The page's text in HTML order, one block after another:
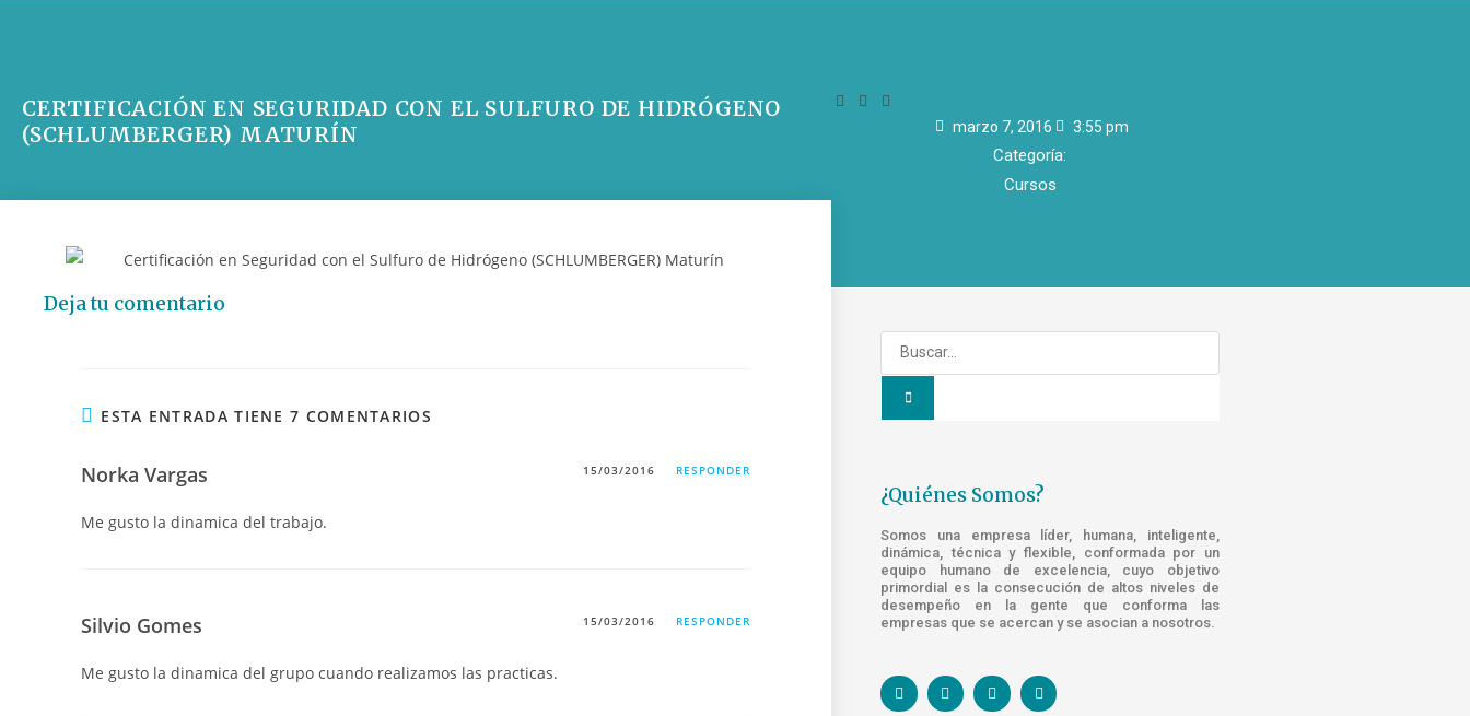
CERTIFICACIÓN EN SEGURIDAD CON EL SULFURO DE HIDRÓGENO
(SCHLUMBERGER) MATURÍN
marzo 7, 2016 3:55 pm
Categoría:
Cursos
Deja tu comentario
ESTA ENTRADA TIENE 7 COMENTARIOS
Norka Vargas 15/03/2016 RESPONDER
Me gusto la dinamica del trabajo.
Silvio Gomes 15/03/2016 RESPONDER
Me gusto la dinamica del grupo cuando realizamos las practicas.
¿Quiénes Somos?
Somos una empresa líder, humana, inteligente,
dinámica, técnica y flexible, conformada por un
equipo humano de excelencia, cuyo objetivo
primordial es la consecución de altos niveles de
desempeño en la gente que conforma las
empresas que se acercan y se asocian a nosotros.